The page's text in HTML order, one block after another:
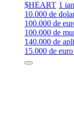
$HEART 1
10.000 de
100.000 de
100.000 de
140.000 de
15.000 de